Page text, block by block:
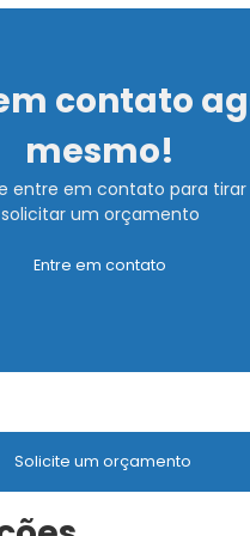
contato
mesmo!
entre em contato para tirar
solicitar um orçamento
Entre em contato
Solicite um orçamento